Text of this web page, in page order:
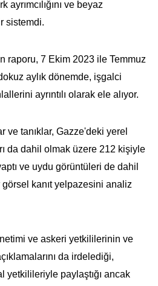
ve beyaz
sistemdi.
raporu, 7 Ekim 2023 ile Temmuz
aylık dönemde, işgalci
ayrıntılı olarak ele alıyor.
ve tanıklar, Gazze'deki yerel
da dahil olmak üzere 212 kişiyle
ve uydu görüntüleri de dahil
kanıt yelpazesini analiz
ve askeri yetkililerinin ve
da irdelediği,
yetkilileriyle paylaştığı ancak